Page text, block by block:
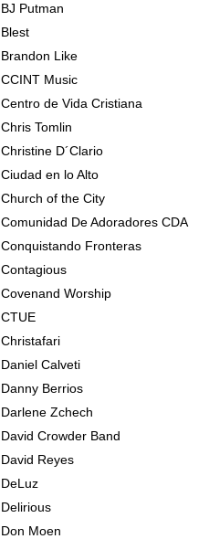
BJ Putman
Blest
Brandon Like
CCINT Music
Centro de Vida Cristiana
Chris Tomlin
Christine D´Clario
Ciudad en lo Alto
Church of the City
Comunidad De Adoradores CDA
Conquistando Fronteras
Contagious
Covenand Worship
CTUE
Christafari
Daniel Calveti
Danny Berrios
Darlene Zchech
David Crowder Band
David Reyes
DeLuz
Delirious
Don Moen